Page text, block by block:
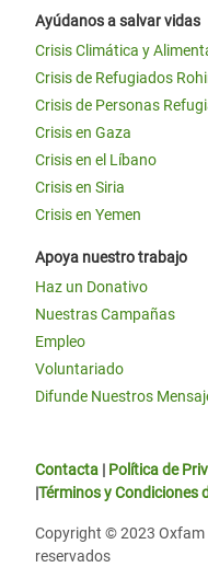
Ayúdanos a salvar vidas
Crisis Climática y
Crisis de Refugiados
Crisis de Personas
Crisis en Gaza
Crisis en el Líbano
Crisis en Siria
Crisis en Yemen
Apoya nuestro trabajo
Haz un Donativo
Nuestras Campañas
Empleo
Voluntariado
Difunde Nuestros
Contacta | Política de
|Términos y Condiciones
Copyright © 2023 Oxfam
reservados